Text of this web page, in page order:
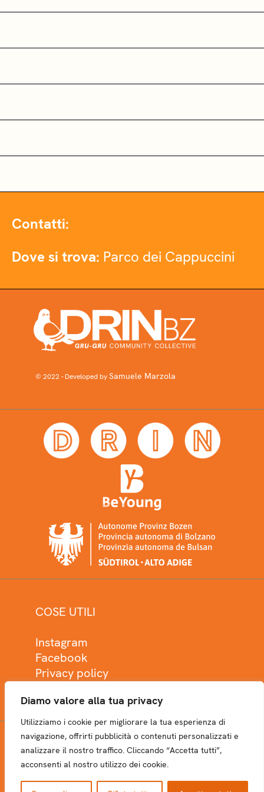
Diamo valore alla tua privacy
Utilizziamo i cookie per migliorare la tua esperienza di
navigazione, offrirti pubblicità o contenuti personalizzati e
analizzare il nostro traffico. Cliccando “Accetta tutti”,
acconsenti al nostro utilizzo dei cookie.
Contatti:
Dove si trova: Parco dei Cappuccini
© 2022 - Developed bySamuele Marzola
COSE UTILI
Instagram
Facebook
Privacy policy
NEWSLETTER